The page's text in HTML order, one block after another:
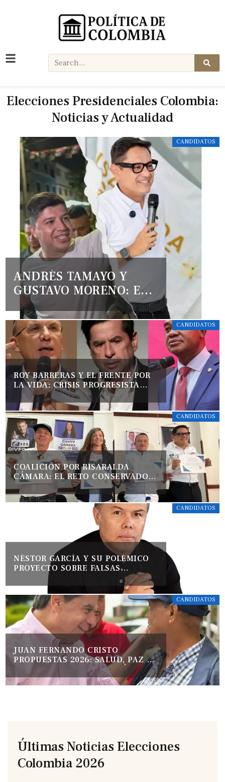
Elecciones Presidenciales Colombia:
Noticias y Actualidad
CANDIDATOS
ANDRÉS TAMAYO Y
GUSTAVO MORENO: EL
COSTO DE SU RUPTURA
EN RISARALDA
CANDIDATOS
ROY BARRERAS Y EL FRENTE POR
LA VIDA: CRISIS PROGRESISTA
TRAS EL 8 DE MARZO
CANDIDATOS
COALICIÓN POR RISARALDA
CÁMARA: EL RETO CONSERVADOR
TRAS EL 8 DE MARZO
CANDIDATOS
NÉSTOR GARCÍA Y SU POLÉMICO
PROYECTO SOBRE FALSAS
DENUNCIAS DE ACOSO
CANDIDATOS
JUAN FERNANDO CRISTO
PROPUESTAS 2026: SALUD, PAZ Y
EL FIN DE LA POLARIZACIÓN
Últimas Noticias Elecciones
Colombia 2026